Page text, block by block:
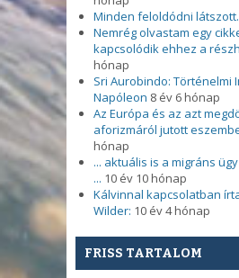
Minden feloldódni
Nemrég olvastam egy
kapcsolódik ehhez a
hónap
Sri Aurobindo: Történelmi
Napóleon 8 év 6 hónap
Az Európa és az azt
aforizmáról jutott
hónap
... aktuális is a migráns
... 10 év 10 hónap
Kálvinnal kapcsolatban
Wilder: 10 év 4 hónap
FRISS TARTALOM